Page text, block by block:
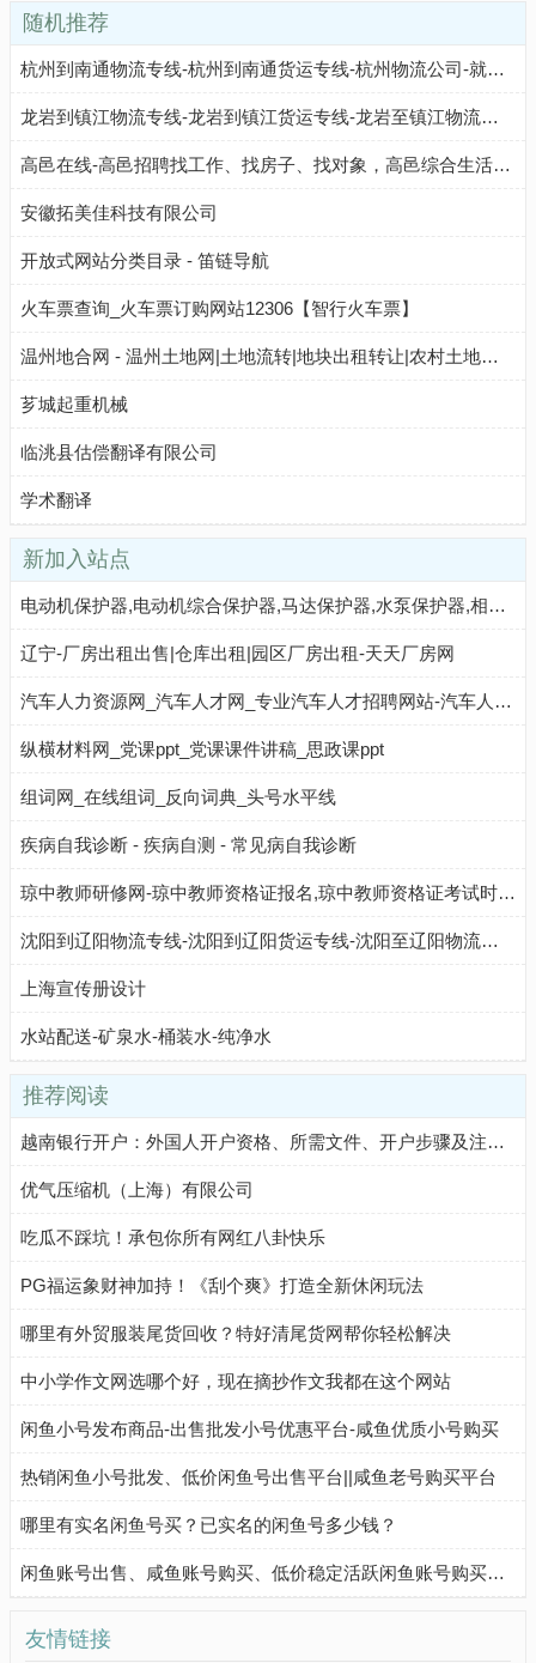
随机推荐
杭州到南通物流专线-杭州到南通货运专线-杭州物流公司-就发物流网
龙岩到镇江物流专线-龙岩到镇江货运专线-龙岩至镇江物流公司-就发物流网
高邑在线-高邑招聘找工作、找房子、找对象，高邑综合生活信息门户！
安徽拓美佳科技有限公司
开放式网站分类目录 - 笛链导航
火车票查询_火车票订购网站12306【智行火车票】
温州地合网 - 温州土地网|土地流转|地块出租转让|农村土地租赁承包网络平台
芗城起重机械
临洮县估偿翻译有限公司
学术翻译
新加入站点
电动机保护器,电动机综合保护器,马达保护器,水泵保护器,相序保护器,电机保护器,电源保护器,宁波飞纳得电器有限公司官网
辽宁-厂房出租出售|仓库出租|园区厂房出租-天天厂房网
汽车人力资源网_汽车人才网_专业汽车人才招聘网站-汽车人才的伯乐网汽车人力资源网_汽车人才网_专业汽车人才招聘网站-汽车人才的伯乐网
纵横材料网_党课ppt_党课课件讲稿_思政课ppt
组词网_在线组词_反向词典_头号水平线
疾病自我诊断 - 疾病自测 - 常见病自我诊断
琼中教师研修网-琼中教师资格证报名,琼中教师资格证考试时间,琼中教师资格证考试真题,琼中教师资格证成绩查询,琼中特岗教师报名入口
沈阳到辽阳物流专线-沈阳到辽阳货运专线-沈阳至辽阳物流公司-就发物流网
上海宣传册设计
水站配送-矿泉水-桶装水-纯净水
推荐阅读
越南银行开户：外国人开户资格、所需文件、开户步骤及注意事项
优气压缩机（上海）有限公司
吃瓜不踩坑！承包你所有网红八卦快乐
PG福运象财神加持！《刮个爽》打造全新休闲玩法
哪里有外贸服装尾货回收？特好清尾货网帮你轻松解决
中小学作文网选哪个好，现在摘抄作文我都在这个网站
闲鱼小号发布商品-出售批发小号优惠平台-咸鱼优质小号购买
热销闲鱼小号批发、低价闲鱼号出售平台||咸鱼老号购买平台
哪里有实名闲鱼号买？已实名的闲鱼号多少钱？
闲鱼账号出售、咸鱼账号购买、低价稳定活跃闲鱼账号购买流程
友情链接